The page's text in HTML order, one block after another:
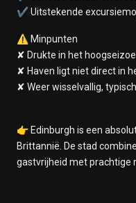
✔ Uitstekende
⚠️ Minpunten
✘ Drukte in het
✘ Haven ligt niet direct in
✘ Weer wisselvallig,
👉 Edinburgh is een
Brittannië. De stad
gastvrijheid met prachtige